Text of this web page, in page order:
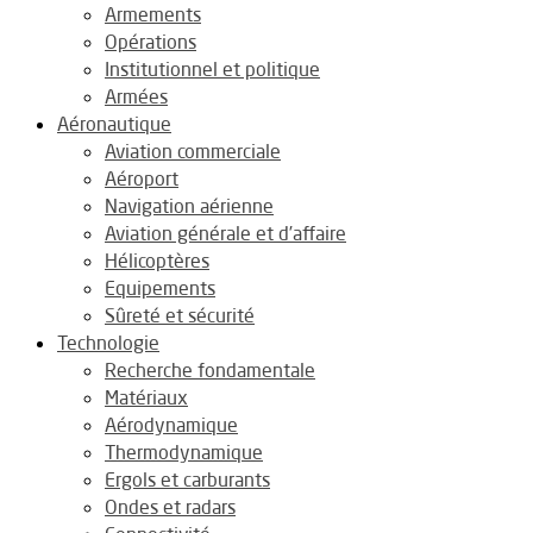
Armements
Opérations
Institutionnel et politique
Armées
Aéronautique
Aviation commerciale
Aéroport
Navigation aérienne
Aviation générale et d’affaire
Hélicoptères
Equipements
Sûreté et sécurité
Technologie
Recherche fondamentale
Matériaux
Aérodynamique
Thermodynamique
Ergols et carburants
Ondes et radars